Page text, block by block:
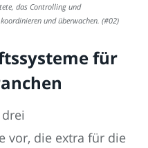
das Controlling und
und überwachen. (#02)
für
vor, die extra für die